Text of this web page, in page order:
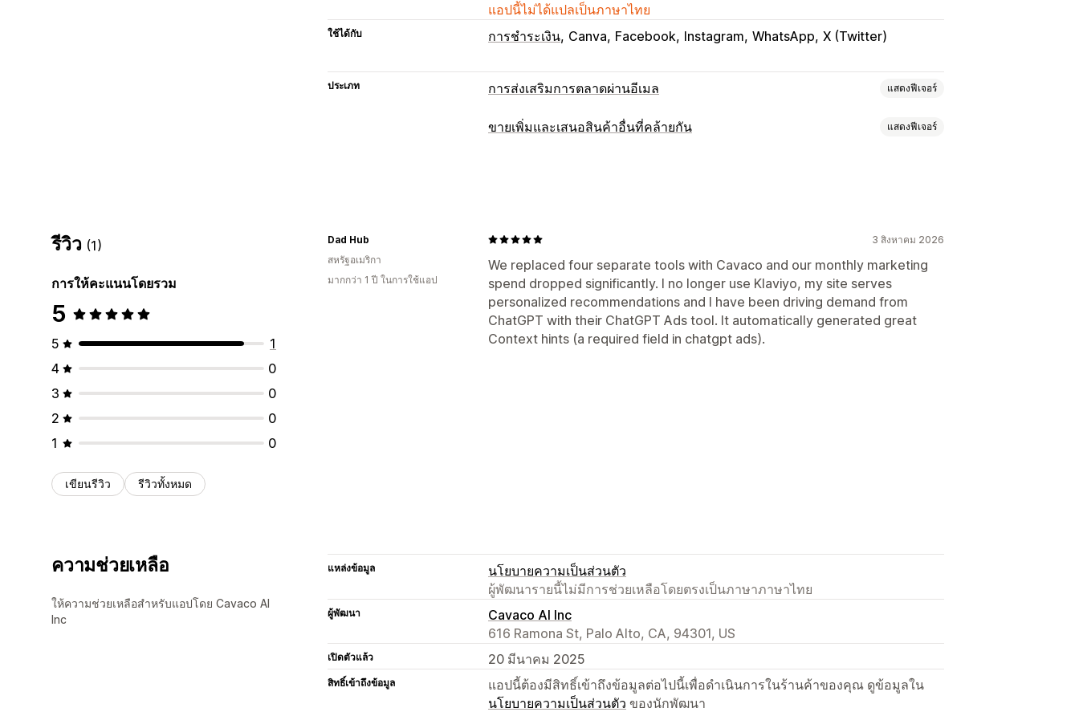
แอปนี้ไม่ได้แปลเป็นภาษาไทย
ใช้ได้กับ การชำระเงิน Canva Facebook Instagram WhatsApp X (Twitter)
ประเภท การส่งเสริมการตลาดผ่านอีเมล แสดงฟีเจอร์
ประเภทแคมเปญ
อีเมลติดตามผล
การจัดการแคมเปญ
เครื่องมือแก้ไข
เทมเพลต การสร้างด้วย AI
การปรับให้เข้ากับท้องถิ่น
แบบอักษรที่กำหนดเอง การแก้ไขจำนวนมาก
โดเมนอีเมล
รายชื่อการจัดเก็บสำหรับอีเมล
รายชื่อการจัดเก็บสำหรับ SMS
ขายเพิ่มและเสนอสินค้าอื่นที่คล้ายกัน แสดงฟีเจอร์
ข้อเสนอและการแนะนำ
คำแนะนำสินค้า ซื้อเป็นชุดบ่อยๆ ชุดรวม ส่วนลดตามปริมาณ ส่วนลดตามระดับ
การแนะนำด้วย AI
การวิเคราะห์
รีวิว (1)
การให้คะแนนโดยรวม
5
5
1
4
0
3
0
2
0
1
0
เขียนรีวิว รีวิวทั้งหมด
3 สิงหาคม 2026
We replaced four separate tools with Cavaco and our monthly marketing
spend dropped significantly. I no longer use Klaviyo, my site serves
personalized recommendations and I have been driving demand from
ChatGPT with their ChatGPT Ads tool. It automatically generated great
Context hints (a required field in chatgpt ads).
Dad Hub
สหรัฐอเมริกา
มากกว่า 1 ปี ในการใช้แอป
ความช่วยเหลือ
ให้ความช่วยเหลือสำหรับแอปโดย Cavaco AI
Inc
แหล่งข้อมูล
นโยบายความเป็นส่วนตัว
ผู้พัฒนารายนี้ไม่มีการช่วยเหลือโดยตรงเป็นภาษาภาษาไทย
ผู้พัฒนา
Cavaco AI Inc
616 Ramona St, Palo Alto, CA, 94301, US
เปิดตัวแล้ว 20 มีนาคม 2025
สิทธิ์เข้าถึงข้อมูล
แอปนี้ต้องมีสิทธิ์เข้าถึงข้อมูลต่อไปนี้เพื่อดำเนินการในร้านค้าของคุณ ดูข้อมูลใน
นโยบายความเป็นส่วนตัว ของนักพัฒนา